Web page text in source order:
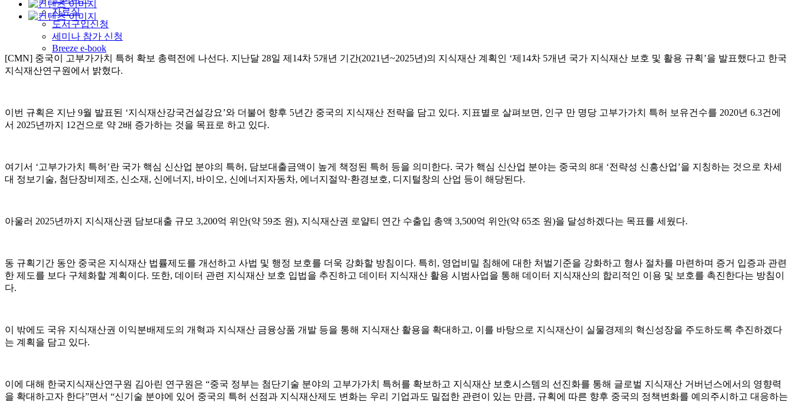
자료실
도서구입신청
세미나 참가 신청
Breeze e-book
[CMN] 중국이 고부가가치 특허 확보 총력전에 나선다. 지난달 28일 제14차 5개년 기간(2021년~2025년)의 지식재산 계획인 ‘제14차 5개년 국가 지식재산 보호 및 활용 규획’을 발표했다고 한국
지식재산연구원에서 밝혔다.
이번 규획은 지난 9월 발표된 ‘지식재산강국건설강요’와 더불어 향후 5년간 중국의 지식재산 전략을 담고 있다. 지표별로 살펴보면, 인구 만 명당 고부가가치 특허 보유건수를 2020년 6.3건에
서 2025년까지 12건으로 약 2배 증가하는 것을 목표로 하고 있다.
여기서 ‘고부가가치 특허’란 국가 핵심 신산업 분야의 특허, 담보대출금액이 높게 책정된 특허 등을 의미한다. 국가 핵심 신산업 분야는 중국의 8대 ‘전략성 신흥산업’을 지칭하는 것으로 차세
대 정보기술, 첨단장비제조, 신소재, 신에너지, 바이오, 신에너지자동차, 에너지절약·환경보호, 디지털창의 산업 등이 해당된다.
아울러 2025년까지 지식재산권 담보대출 규모 3,200억 위안(약 59조 원), 지식재산권 로얄티 연간 수출입 총액 3,500억 위안(약 65조 원)을 달성하겠다는 목표를 세웠다.
동 규획기간 동안 중국은 지식재산 법률제도를 개선하고 사법 및 행정 보호를 더욱 강화할 방침이다. 특히, 영업비밀 침해에 대한 처벌기준을 강화하고 형사 절차를 마련하며 증거 입증과 관련
한 제도를 보다 구체화할 계획이다. 또한, 데이터 관련 지식재산 보호 입법을 추진하고 데이터 지식재산 활용 시범사업을 통해 데이터 지식재산의 합리적인 이용 및 보호를 촉진한다는 방침이
다.
이 밖에도 국유 지식재산권 이익분배제도의 개혁과 지식재산 금융상품 개발 등을 통해 지식재산 활용을 확대하고, 이를 바탕으로 지식재산이 실물경제의 혁신성장을 주도하도록 추진하겠다
는 계획을 담고 있다.
이에 대해 한국지식재산연구원 김아린 연구원은 “중국 정부는 첨단기술 분야의 고부가가치 특허를 확보하고 지식재산 보호시스템의 선진화를 통해 글로벌 지식재산 거버넌스에서의 영향력
을 확대하고자 한다”면서 “신기술 분야에 있어 중국의 특허 선점과 지식재산제도 변화는 우리 기업과도 밀접한 관련이 있는 만큼, 규획에 따른 향후 중국의 정책변화를 예의주시하고 대응하는